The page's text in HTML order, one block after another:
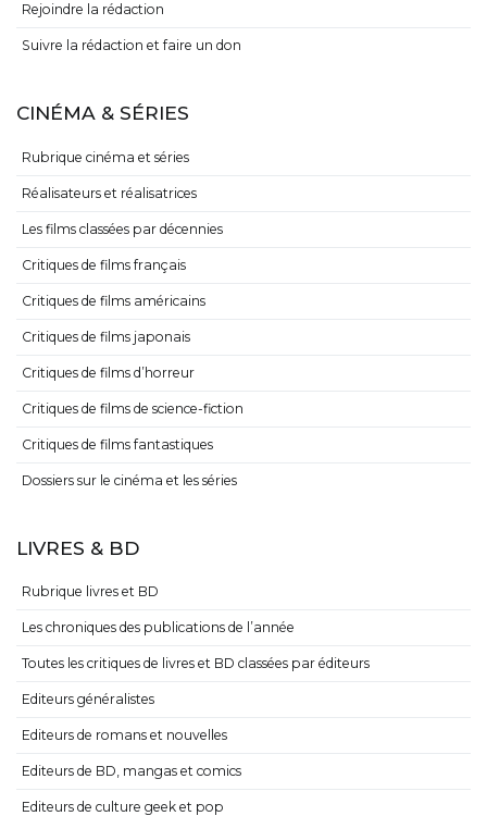
Rejoindre la rédaction
Suivre la rédaction et faire un don
CINÉMA & SÉRIES
Rubrique cinéma et séries
Réalisateurs et réalisatrices
Les films classées par décennies
Critiques de films français
Critiques de films américains
Critiques de films japonais
Critiques de films d’horreur
Critiques de films de science-fiction
Critiques de films fantastiques
Dossiers sur le cinéma et les séries
LIVRES & BD
Rubrique livres et BD
Les chroniques des publications de l’année
Toutes les critiques de livres et BD classées par éditeurs
Editeurs généralistes
Editeurs de romans et nouvelles
Editeurs de BD, mangas et comics
Editeurs de culture geek et pop